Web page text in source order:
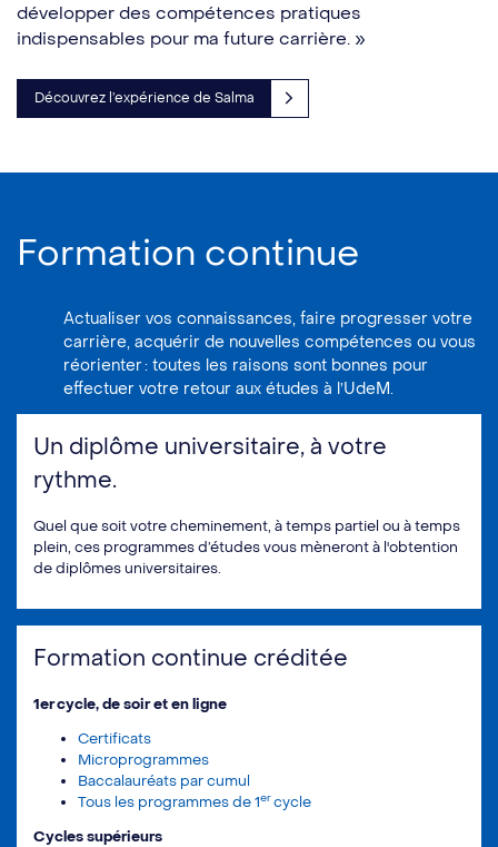
développer des compétences pratiques
indispensables pour ma future carrière. »
Découvrez l’expérience de Salma
Formation continue
Actualiser vos connaissances, faire progresser votre
carrière, acquérir de nouvelles compétences ou vous
réorienter : toutes les raisons sont bonnes pour
effectuer votre retour aux études à l’UdeM.
Un diplôme universitaire, à votre
rythme.
Quel que soit votre cheminement, à temps partiel ou à temps
plein, ces programmes d’études vous mèneront à l'obtention
de diplômes universitaires.
Formation continue créditée
1er cycle, de soir et en ligne
Certificats
Microprogrammes
Baccalauréats par cumul
Tous les programmes de 1ercycle
Cycles supérieurs